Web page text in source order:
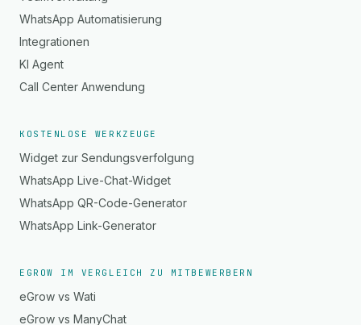
WhatsApp Automatisierung
Integrationen
KI Agent
Call Center Anwendung
KOSTENLOSE WERKZEUGE
Widget zur Sendungsverfolgung
WhatsApp Live-Chat-Widget
WhatsApp QR-Code-Generator
WhatsApp Link-Generator
EGROW IM VERGLEICH ZU MITBEWERBERN
eGrow vs Wati
eGrow vs ManyChat